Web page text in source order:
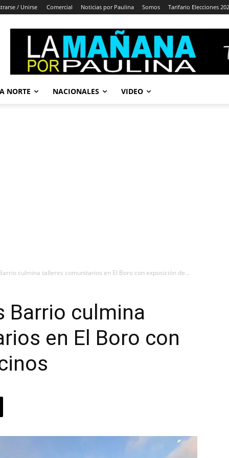
/ Unirse Comercial Noticias por Paulina Somos Tarifario Elecciones
NORTE NACIONALES VIDEO
culmina talleres comunitarios en El Boro con exposición de...
Barrio culmina
en El Boro con